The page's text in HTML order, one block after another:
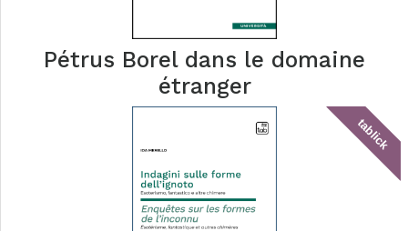
Pétrus Borel dans le domaine
étranger
tablick